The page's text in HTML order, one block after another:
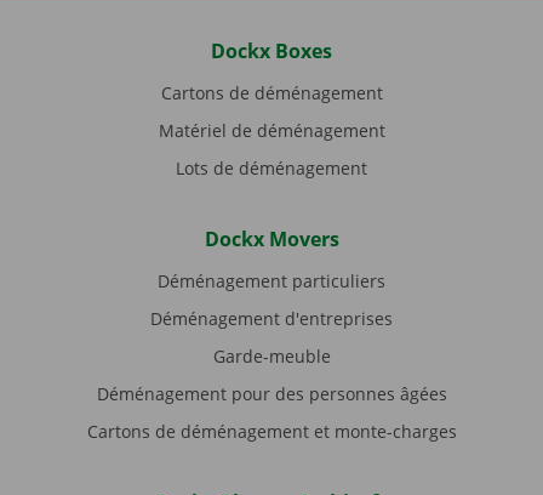
Dockx Boxes
Cartons de déménagement
Matériel de déménagement
Lots de déménagement
Dockx Movers
Déménagement particuliers
Déménagement d'entreprises
Garde-meuble
Déménagement pour des personnes âgées
Cartons de déménagement et monte-charges